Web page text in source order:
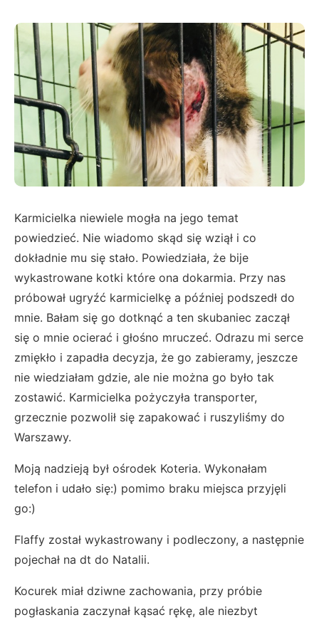
Karmicielka niewiele mogła na jego temat
powiedzieć. Nie wiadomo skąd się wziął i co
dokładnie mu się stało. Powiedziała, że bije
wykastrowane kotki które ona dokarmia. Przy nas
próbował ugryźć karmicielkę a później podszedł do
mnie. Bałam się go dotknąć a ten skubaniec zaczął
się o mnie ocierać i głośno mruczeć. Odrazu mi serce
zmiękło i zapadła decyzja, że go zabieramy, jeszcze
nie wiedziałam gdzie, ale nie można go było tak
zostawić. Karmicielka pożyczyła transporter,
grzecznie pozwolił się zapakować i ruszyliśmy do
Warszawy.
Moją nadzieją był ośrodek Koteria. Wykonałam
telefon i udało się:) pomimo braku miejsca przyjęli
go:)
Flaffy został wykastrowany i podleczony, a następnie
pojechał na dt do Natalii.
Kocurek miał dziwne zachowania, przy próbie
pogłaskania zaczynał kąsać rękę, ale niezbyt